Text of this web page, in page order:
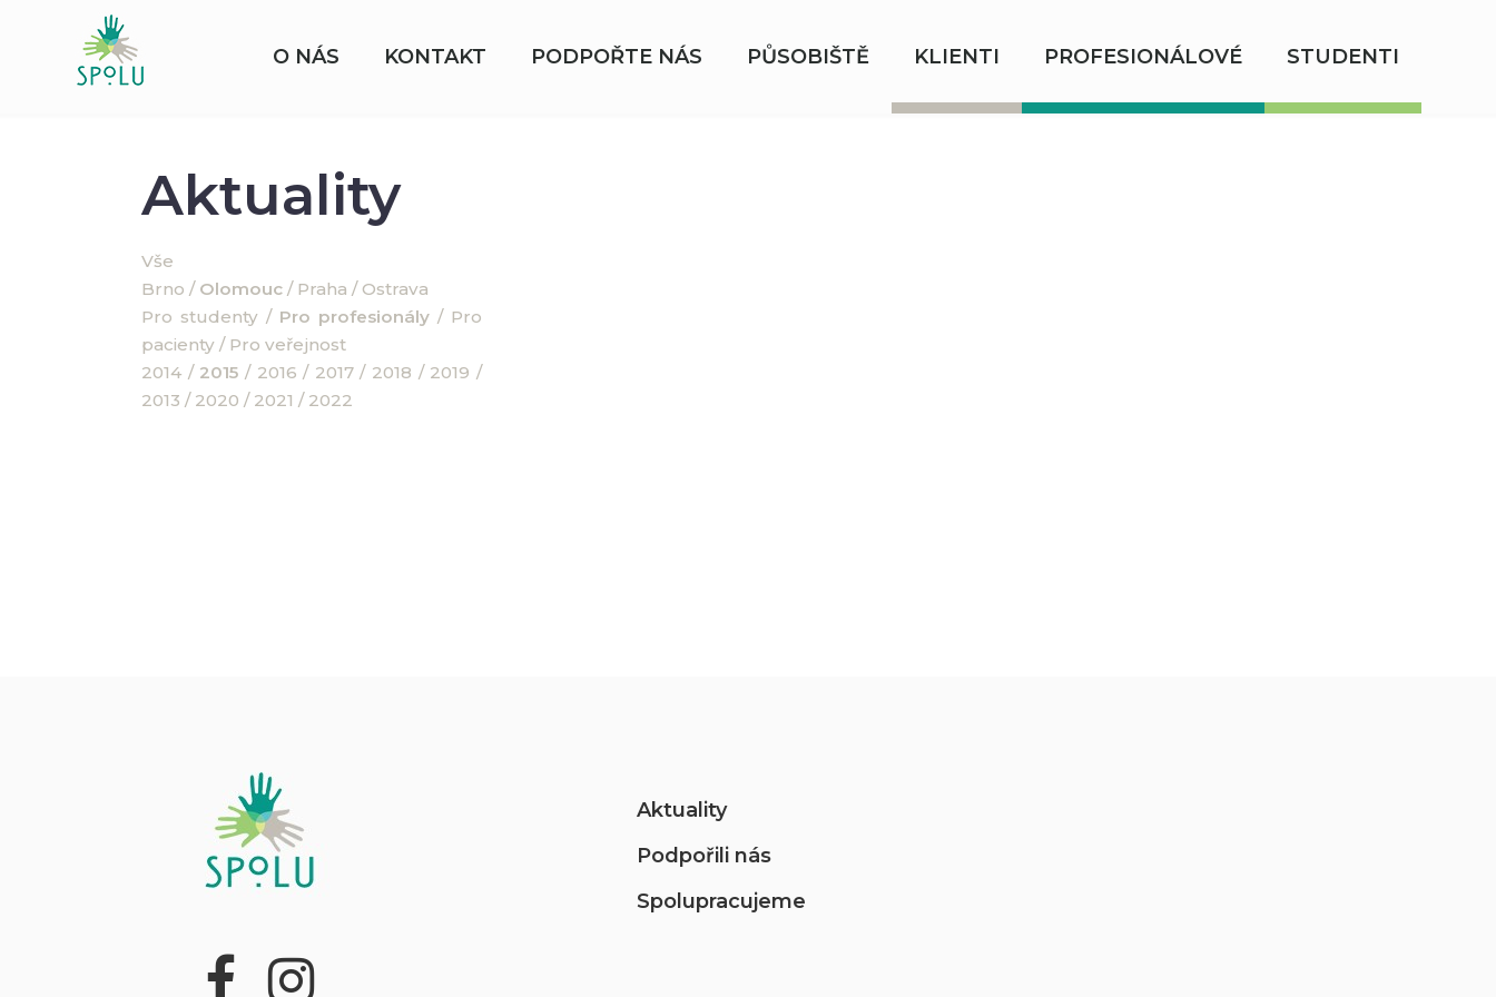
O NÁS KONTAKT PODPOŘTE NÁS PŮSOBIŠTĚ KLIENTI PROFESIONÁLOVÉ STUDENTI
Aktuality
Vše
Brno / Olomouc / Praha / Ostrava
Pro studenty / Pro profesionály / Pro
pacienty / Pro veřejnost
2014 / 2015 / 2016 / 2017/ 2018 / 2019 /
2013 / 2020 / 2021 / 2022
Aktuality
Podpořili nás
Spolupracujeme